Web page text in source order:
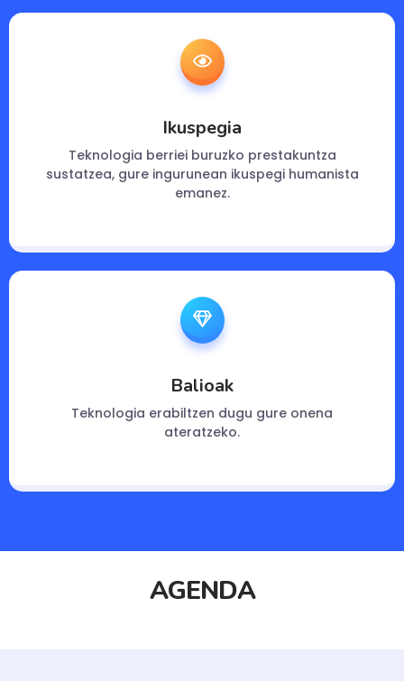
Ikuspegia
Teknologia berriei buruzko prestakuntza
sustatzea, gure ingurunean ikuspegi humanista
emanez.
Balioak
Teknologia erabiltzen dugu gure onena
ateratzeko.
AGENDA